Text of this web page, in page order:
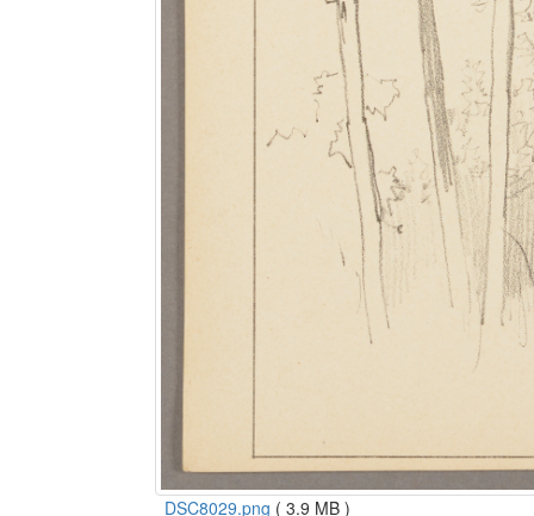
_DSC8029.png ( 3.9 MB )